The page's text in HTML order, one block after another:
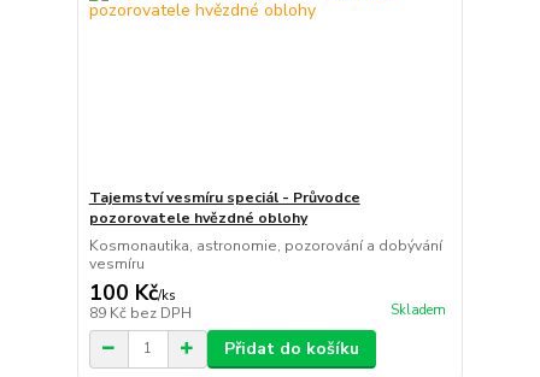
Tajemství vesmíru speciál - Průvodce
pozorovatele hvězdné oblohy
Kosmonautika, astronomie, pozorování a dobývání
vesmíru
100 Kč/ks
89 Kč bez DPH Skladem
Přidat do košíku